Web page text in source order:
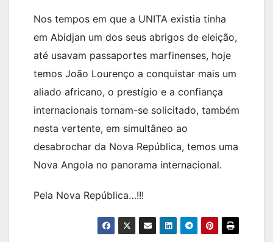
Nos tempos em que a UNITA existia tinha
em Abidjan um dos seus abrigos de eleição,
até usavam passaportes marfinenses, hoje
temos João Lourenço a conquistar mais um
aliado africano, o prestígio e a confiança
internacionais tornam-se solicitado, também
nesta vertente, em simultâneo ao
desabrochar da Nova República, temos uma
Nova Angola no panorama internacional.
Pela Nova República…!!!